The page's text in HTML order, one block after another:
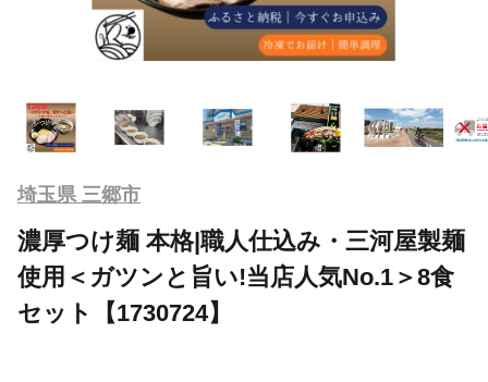
埼玉県 三郷市
濃厚つけ麺 本格|職人仕込み・三河屋製麺
使用＜ガツンと旨い!当店人気No.1＞8食
セット【1730724】